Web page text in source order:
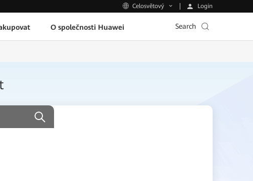
Celosvětový Login
O společnosti Huawei Search